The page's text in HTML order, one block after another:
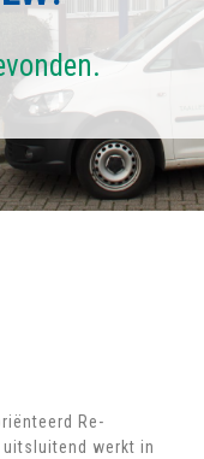
Re-
werkt in